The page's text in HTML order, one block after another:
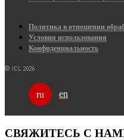
Политика в отношении
Условия использования
Конфиденциальность
© ICL 2026
ru en
СВЯЖИТЕСЬ С